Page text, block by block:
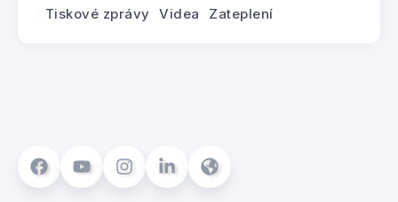
Tiskové zprávy
Videa Zateplení